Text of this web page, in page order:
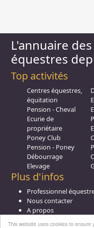
This website uses cookies to
L'annuaire
équestres
Top activités
Centres équestres,
équitation
Pension - Cheval
Ecurie de
propriétaire
Poney Club
Pension - Poney
Débourrage
Elevage
Plus d'infos
Professionnel
Nous contacter
A propos